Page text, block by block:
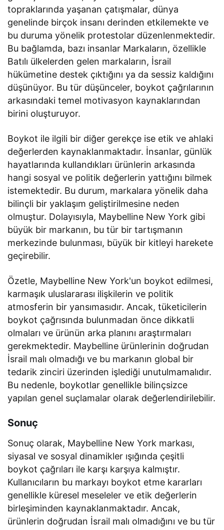
topraklarında yaşanan çatışmalar, dünya
genelinde birçok insanı derinden etkilemekte ve
bu duruma yönelik protestolar düzenlenmektedir.
Bu bağlamda, bazı insanlar Markaların, özellikle
Batılı ülkelerden gelen markaların, İsrail
hükümetine destek çıktığını ya da sessiz kaldığını
düşünüyor. Bu tür düşünceler, boykot çağrılarının
arkasındaki temel motivasyon kaynaklarından
birini oluşturuyor.
Boykot ile ilgili bir diğer gerekçe ise etik ve ahlaki
değerlerden kaynaklanmaktadır. İnsanlar, günlük
hayatlarında kullandıkları ürünlerin arkasında
hangi sosyal ve politik değerlerin yattığını bilmek
istemektedir. Bu durum, markalara yönelik daha
bilinçli bir yaklaşım geliştirilmesine neden
olmuştur. Dolayısıyla, Maybelline New York gibi
büyük bir markanın, bu tür bir tartışmanın
merkezinde bulunması, büyük bir kitleyi harekete
geçirebilir.
Özetle, Maybelline New York'un boykot edilmesi,
karmaşık uluslararası ilişkilerin ve politik
atmosferin bir yansımasıdır. Ancak, tüketicilerin
boykot çağrısında bulunmadan önce dikkatli
olmaları ve ürünün arka planını araştırmaları
gerekmektedir. Maybelline ürünlerinin doğrudan
İsrail malı olmadığı ve bu markanın global bir
tedarik zinciri üzerinden işlediği unutulmamalıdır.
Bu nedenle, boykotlar genellikle bilinçsizce
yapılan genel suçlamalar olarak değerlendirilebilir.
Sonuç
Sonuç olarak, Maybelline New York markası,
siyasal ve sosyal dinamikler ışığında çeşitli
boykot çağrıları ile karşı karşıya kalmıştır.
Kullanıcıların bu markayı boykot etme kararları
genellikle küresel meseleler ve etik değerlerin
birleşiminden kaynaklanmaktadır. Ancak,
ürünlerin doğrudan İsrail malı olmadığını ve bu tür